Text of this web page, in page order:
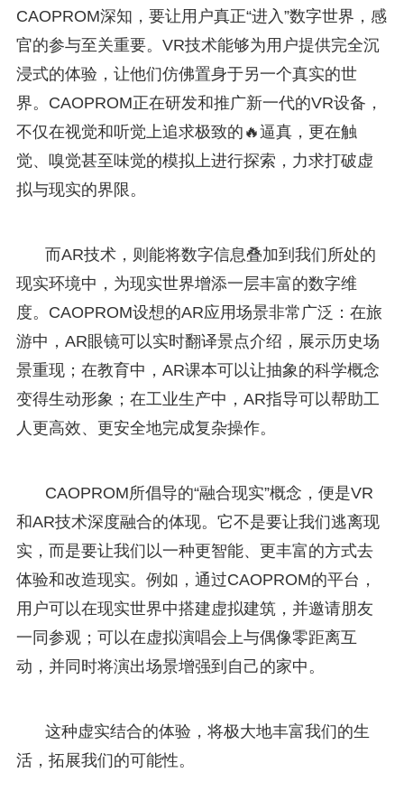
CAOPROM深知，要让用户真正“进入”数字世界，感
官的参与至关重要。VR技术能够为用户提供完全沉
浸式的体验，让他们仿佛置身于另一个真实的世
界。CAOPROM正在研发和推广新一代的VR设备，
不仅在视觉和听觉上追求极致的🔥逼真，更在触
觉、嗅觉甚至味觉的模拟上进行探索，力求打破虚
拟与现实的界限。
而AR技术，则能将数字信息叠加到我们所处的
现实环境中，为现实世界增添一层丰富的数字维
度。CAOPROM设想的AR应用场景非常广泛：在旅
游中，AR眼镜可以实时翻译景点介绍，展示历史场
景重现；在教育中，AR课本可以让抽象的科学概念
变得生动形象；在工业生产中，AR指导可以帮助工
人更高效、更安全地完成复杂操作。
CAOPROM所倡导的“融合现实”概念，便是VR
和AR技术深度融合的体现。它不是要让我们逃离现
实，而是要让我们以一种更智能、更丰富的方式去
体验和改造现实。例如，通过CAOPROM的平台，
用户可以在现实世界中搭建虚拟建筑，并邀请朋友
一同参观；可以在虚拟演唱会上与偶像零距离互
动，并同时将演出场景增强到自己的家中。
这种虚实结合的体验，将极大地丰富我们的生
活，拓展我们的可能性。